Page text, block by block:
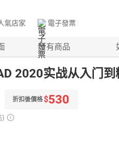
氣店家 電子發票
所有商品
2020实战从入门
折扣後價格$530
)